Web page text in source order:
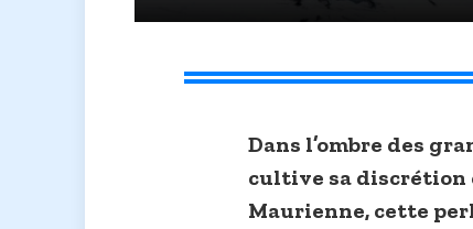
Dans l’ombre des
cultive sa discrétion
Maurienne, cette